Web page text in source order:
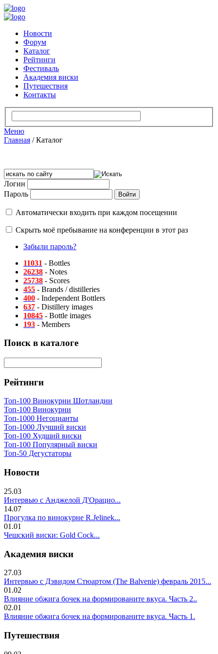
Новости
Форум
Каталог
Рейтинги
Фестиваль
Академия виски
Путешествия
Контакты
Меню
Главная /Каталог
Логин
Пароль
Автоматически входить при каждом посещении
Скрыть моё пребывание на конференции в этот раз
Забыли пароль?
11031 - Bottles
26238 - Notes
25738 - Scores
455 - Brands / distilleries
400 - Independent Bottlers
637 - Distillery images
10845 - Bottle images
193 - Members
Поиск в каталоге
Рейтинги
Топ-100 Винокурни Шотландии
Топ-100 Винокурни
Топ-1000 Негоцианты
Топ-1000 Лучший виски
Топ-100 Худший виски
Топ-100 Популярный виски
Топ-50 Дегустаторы
Новости
25.03
Интервью с Анджелой Д'Орацио...
14.07
Прогулка по винокурне R.Jelinek...
01.01
Чешский виски: Gold Cock...
Академия виски
27.03
Интервью с Дэвидом Стюартом (The Balvenie) февраль 2015...
01.02
Влияние обжига бочек на формированите вкуса. Часть 2..
02.01
Влияние обжига бочек на формированите вкуса. Часть 1.
Путешествия